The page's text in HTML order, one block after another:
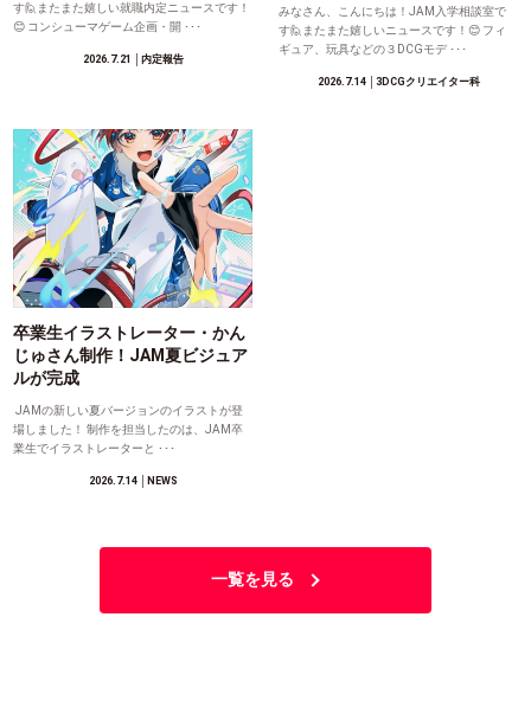
す🙋またまた嬉しい就職内定ニュースです！
😊 コンシューマゲーム企画・開 ･･･
2026.7.21 │内定報告
みなさん、こんにちは！JAM入学相談室で
す🙋またまた嬉しいニュースです！😊 フィ
ギュア、玩具などの３DCGモデ ･･･
2026.7.14│3DCGクリエイター科
卒業生イラストレーター・かん
じゅさん制作！JAM夏ビジュア
ルが完成
JAMの新しい夏バージョンのイラストが登
場しました！ 制作を担当したのは、JAM卒
業生でイラストレーターと ･･･
2026.7.14│NEWS
一覧を見る